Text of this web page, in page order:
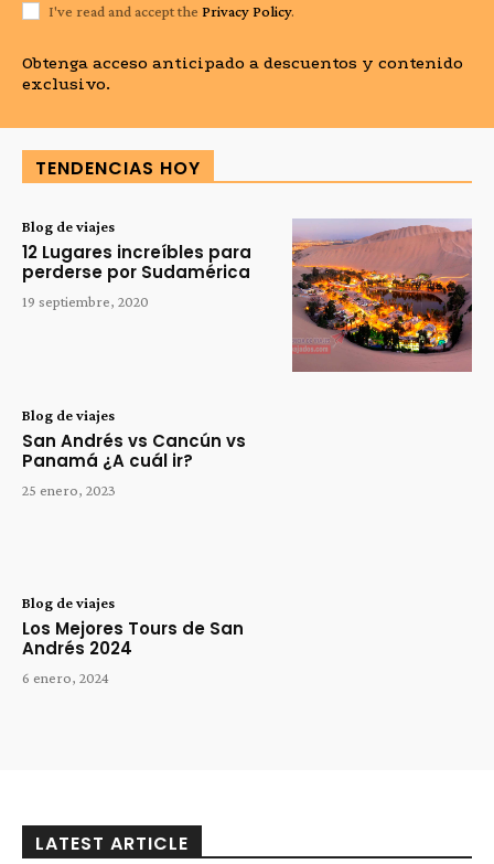
I've read and accept the Privacy Policy.
Obtenga acceso anticipado a descuentos y contenido
exclusivo.
TENDENCIAS HOY
Blog de viajes
12 Lugares increíbles para
perderse por Sudamérica
19 septiembre, 2020
Blog de viajes
San Andrés vs Cancún vs
Panamá ¿A cuál ir?
25 enero, 2023
Blog de viajes
Los Mejores Tours de San
Andrés 2024
6 enero, 2024
LATEST ARTICLE